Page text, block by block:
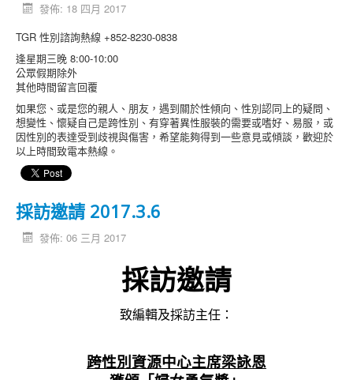
發佈: 18 四月 2017
TGR 性別諮詢熱線 +852-8230-0838
逢星期三晚 8:00-10:00
公眾假期除外
其他時間留言回覆
如果您、或是您的親人、朋友，遇到關於性傾向、性別認同上的疑問、
想變性、懷疑自己是跨性別、有穿著異性服裝的需要或嗜好、易服，或
因性別的表達受到歧視與傷害，希望能夠得到一些意見或傾談，歡迎於
以上時間致電本熱線。
採訪邀請 2017.3.6
發佈: 06 三月 2017
採訪邀請
致編輯及採訪主任：
跨性別資源中心主席梁詠恩